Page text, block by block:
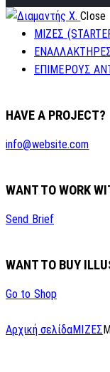
Close
ΜΙΖΕΣ
ΕΝΑΛΛΑΚΤΗΡΕΣ
ΕΠΙΜΕΡΟΥΣ
HAVE A PROJECT?
info@website.com
WANT TO WORK
Send Brief
WANT TO BUY
Go to Shop
Αρχική σελίδαΜΙΖΕΣ